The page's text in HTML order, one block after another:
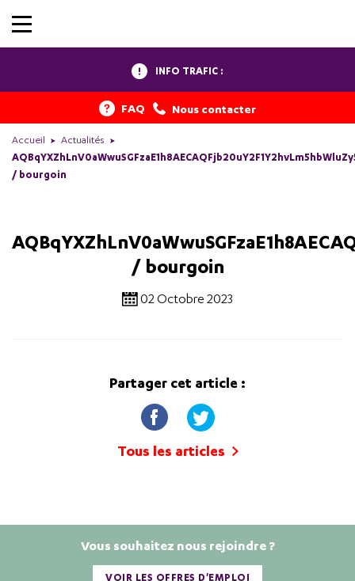
INFO TRAFIC :
FAQ Nous contacter
Accueil
Actualités
/ bourgoin
/ bourgoin
02 Octobre 2023
Partager cet article :
Tous les articles
Vous souhaitez nous rejoindre ?
VOIR LES OFFRES D'EMPLOI